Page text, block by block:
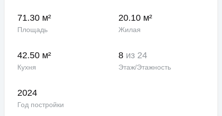
71.30 м²
Площадь
20.10 м²
Жилая
42.50 м²
Кухня
8 из 24
Этаж/Этажность
2024
Год постройки